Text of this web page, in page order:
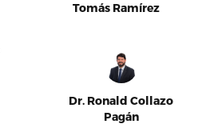
Tomás Ramírez
Dr. Ronald Collazo
Pagán